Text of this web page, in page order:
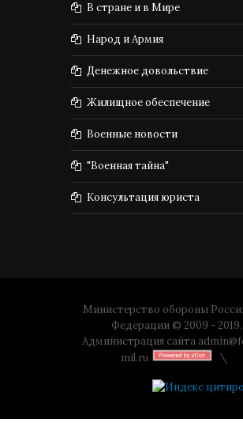
В стране и в Мире
Народ и Армия
Денежное довольствие
Жилищное обеспечение
Военные новости
"Военная тайна"
Консультация юриста
Министерство обороны
Федерации © 2009 - 2019.
Администрация сайта
mil.ru